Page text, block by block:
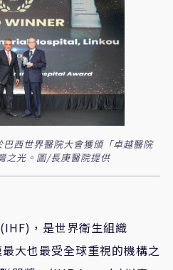
西世界醫院大會獲頒「卓越醫院
之光。圖/長庚醫院提供
(IHF) ，是世界衛生組織
大也最受全球重視的機構之